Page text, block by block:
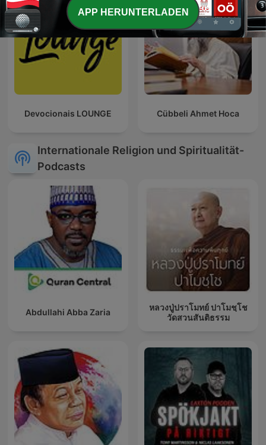
Devocionais LOUNGE Cübbeli Ahmet Hoca
Internationale Religion und Spiritualität-
Podcasts
Abdullahi Abba Zaria
หลวงปู่ปราโมทย์ ปาโมชฺโช
วัดสวนสันติธรรม
APP HERUNTERLADEN